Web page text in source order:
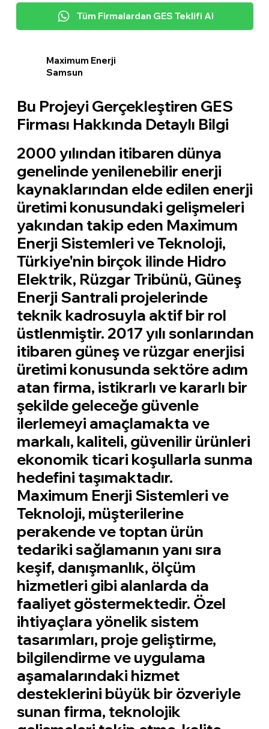
Tüm Firmalardan GES Teklifi Al
Maximum Enerji
Samsun
Bu Projeyi Gerçekleştiren GES
Firması Hakkında Detaylı Bilgi
2000 yılından itibaren dünya
genelinde yenilenebilir enerji
kaynaklarından elde edilen enerji
üretimi konusundaki gelişmeleri
yakından takip eden Maximum
Enerji Sistemleri ve Teknoloji,
Türkiye'nin birçok ilinde Hidro
Elektrik, Rüzgar Tribünü, Güneş
Enerji Santrali projelerinde
teknik kadrosuyla aktif bir rol
üstlenmiştir. 2017 yılı sonlarından
itibaren güneş ve rüzgar enerjisi
üretimi konusunda sektöre adım
atan firma, istikrarlı ve kararlı bir
şekilde geleceğe güvenle
ilerlemeyi amaçlamakta ve
markalı, kaliteli, güvenilir ürünleri
ekonomik ticari koşullarla sunma
hedefini taşımaktadır.
Maximum Enerji Sistemleri ve
Teknoloji, müşterilerine
perakende ve toptan ürün
tedariki sağlamanın yanı sıra
keşif, danışmanlık, ölçüm
hizmetleri gibi alanlarda da
faaliyet göstermektedir. Özel
ihtiyaçlara yönelik sistem
tasarımları, proje geliştirme,
bilgilendirme ve uygulama
aşamalarındaki hizmet
desteklerini büyük bir özveriyle
sunan firma, teknolojik